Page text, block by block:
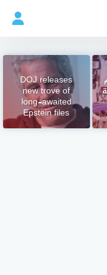
DOJ releases
new trove of
long-awaited
Epstein files